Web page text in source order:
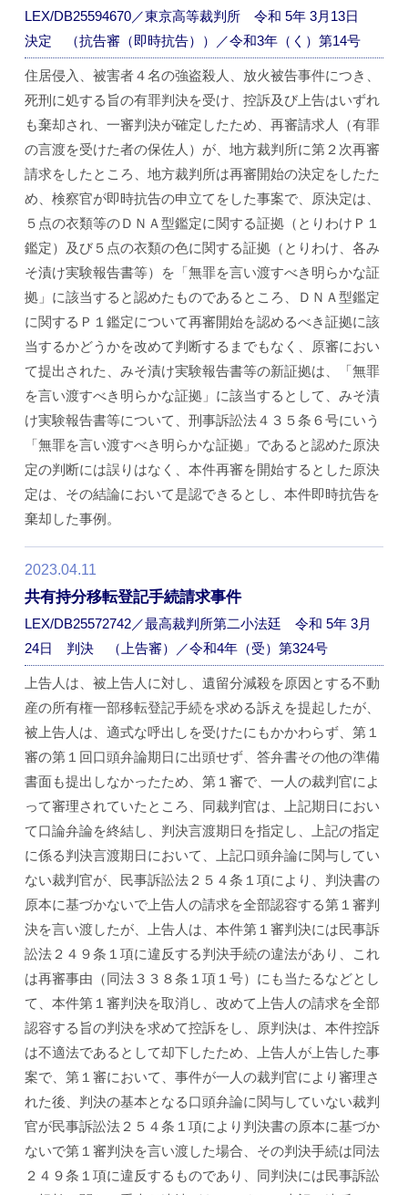
LEX/DB25594670／東京高等裁判所 令和 5年 3月13日
決定 （抗告審（即時抗告））／令和3年（く）第14号
住居侵入、被害者４名の強盗殺人、放火被告事件につき、
死刑に処する旨の有罪判決を受け、控訴及び上告はいずれ
も棄却され、一審判決が確定したため、再審請求人（有罪
の言渡を受けた者の保佐人）が、地方裁判所に第２次再審
請求をしたところ、地方裁判所は再審開始の決定をしたた
め、検察官が即時抗告の申立てをした事案で、原決定は、
５点の衣類等のＤＮＡ型鑑定に関する証拠（とりわけＰ１
鑑定）及び５点の衣類の色に関する証拠（とりわけ、各み
そ漬け実験報告書等）を「無罪を言い渡すべき明らかな証
拠」に該当すると認めたものであるところ、ＤＮＡ型鑑定
に関するＰ１鑑定について再審開始を認めるべき証拠に該
当するかどうかを改めて判断するまでもなく、原審におい
て提出された、みそ漬け実験報告書等の新証拠は、「無罪
を言い渡すべき明らかな証拠」に該当するとして、みそ漬
け実験報告書等について、刑事訴訟法４３５条６号にいう
「無罪を言い渡すべき明らかな証拠」であると認めた原決
定の判断には誤りはなく、本件再審を開始するとした原決
定は、その結論において是認できるとし、本件即時抗告を
棄却した事例。
2023.04.11
共有持分移転登記手続請求事件
LEX/DB25572742／最高裁判所第二小法廷 令和 5年 3月
24日 判決 （上告審）／令和4年（受）第324号
上告人は、被上告人に対し、遺留分減殺を原因とする不動
産の所有権一部移転登記手続を求める訴えを提起したが、
被上告人は、適式な呼出しを受けたにもかかわらず、第１
審の第１回口頭弁論期日に出頭せず、答弁書その他の準備
書面も提出しなかったため、第１審で、一人の裁判官によ
って審理されていたところ、同裁判官は、上記期日におい
て口論弁論を終結し、判決言渡期日を指定し、上記の指定
に係る判決言渡期日において、上記口頭弁論に関与してい
ない裁判官が、民事訴訟法２５４条１項により、判決書の
原本に基づかないで上告人の請求を全部認容する第１審判
決を言い渡したが、上告人は、本件第１審判決には民事訴
訟法２４９条１項に違反する判決手続の違法があり、これ
は再審事由（同法３３８条１項１号）にも当たるなどとし
て、本件第１審判決を取消し、改めて上告人の請求を全部
認容する旨の判決を求めて控訴をし、原判決は、本件控訴
は不適法であるとして却下したため、上告人が上告した事
案で、第１審において、事件が一人の裁判官により審理さ
れた後、判決の基本となる口頭弁論に関与していない裁判
官が民事訴訟法２５４条１項により判決書の原本に基づか
ないで第１審判決を言い渡した場合、その判決手続は同法
２４９条１項に違反するものであり、同判決には民事訴訟